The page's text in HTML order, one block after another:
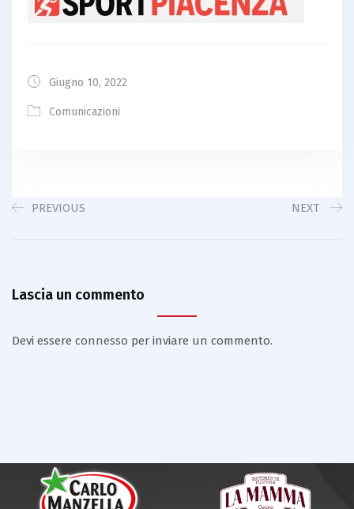
Giugno 10, 2022
Comunicazioni
PREVIOUS NEXT
Lascia un commento
Devi essere connesso per inviare un commento.